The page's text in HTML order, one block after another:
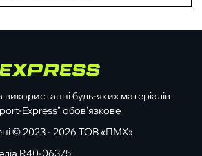
будь-яких матеріалів
Express" обов'язкове
© 2023 - 2026 ТОВ «ПМХ»
R40-06375